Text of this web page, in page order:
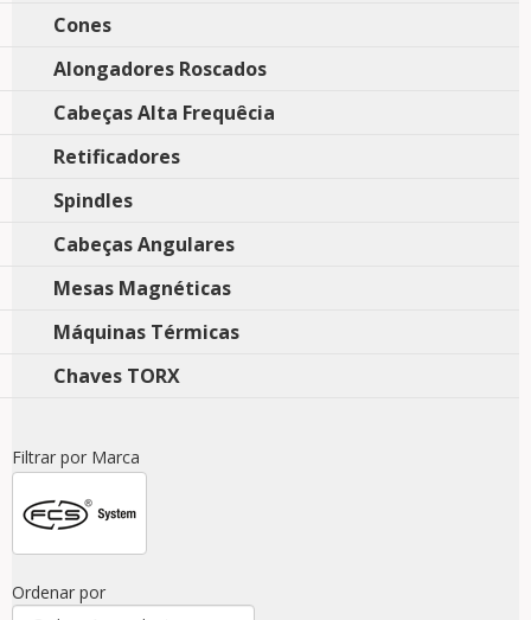
Cones
Alongadores Roscados
Cabeças Alta Frequêcia
Retificadores
Spindles
Cabeças Angulares
Mesas Magnéticas
Máquinas Térmicas
Chaves TORX
Filtrar por Marca
Ordenar por